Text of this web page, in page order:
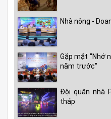
Nhà nông -
Gặp mặt "Nhớ
năm trước"
Đội quân nhà
tháp